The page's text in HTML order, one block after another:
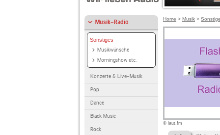
Musik-Radio
Sonstiges
Musikwünsche
Morningshow etc.
Konzerte & Live-Musik
Pop
Dance
Black Music
Rock
Home > Musik >
© laut.fm